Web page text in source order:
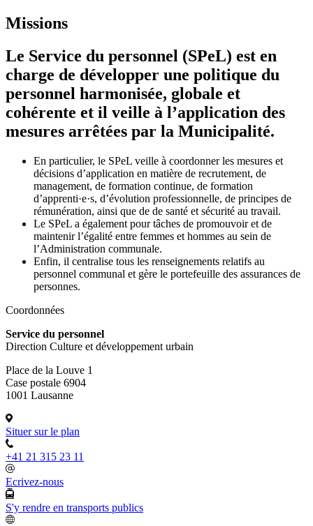
Missions
Le Service du personnel (SPeL) est en
charge de développer une politique du
personnel harmonisée, globale et
cohérente et il veille à l’application des
mesures arrêtées par la Municipalité.
En particulier, le SPeL veille à coordonner les mesures et
décisions d’application en matière de recrutement, de
management, de formation continue, de formation
d’apprenti·e·s, d’évolution professionnelle, de principes de
rémunération, ainsi que de de santé et sécurité au travail.
Le SPeL a également pour tâches de promouvoir et de
maintenir l’égalité entre femmes et hommes au sein de
l’Administration communale.
Enfin, il centralise tous les renseignements relatifs au
personnel communal et gère le portefeuille des assurances de
personnes.
Coordonnées
Service du personnel
Direction Culture et développement urbain
Place de la Louve 1
Case postale 6904
1001 Lausanne
Situer sur le plan
+41 21 315 23 11
Ecrivez-nous
S'y rendre en transports publics